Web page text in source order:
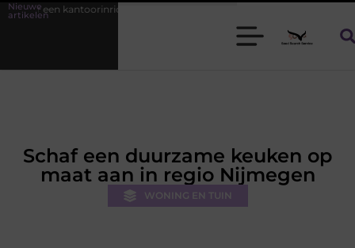
Nieuwe
artikelen
De juiste biljarttafel kiezen voor thuis of op de zaak
Schaf een duurzame keuken op
maat aan in regio Nijmegen
WONING EN TUIN